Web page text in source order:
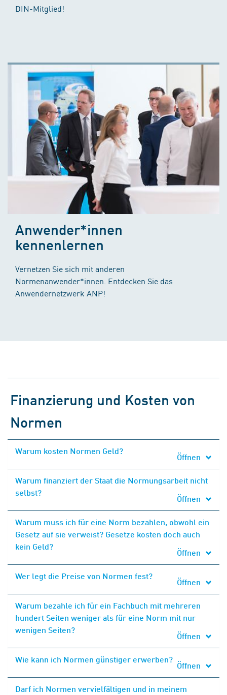
DIN-Mitglied!
Anwender*innen
kennenlernen
Vernetzen Sie sich mit anderen
Normenanwender*innen. Entdecken Sie das
Anwendernetzwerk ANP!
Finanzierung und Kosten von
Normen
Warum kosten Normen Geld?
Öffnen
Warum finanziert der Staat die Normungsarbeit nicht
selbst?
Öffnen
Warum muss ich für eine Norm bezahlen, obwohl ein
Gesetz auf sie verweist? Gesetze kosten doch auch
kein Geld?
Öffnen
Wer legt die Preise von Normen fest?
Öffnen
Warum bezahle ich für ein Fachbuch mit mehreren
hundert Seiten weniger als für eine Norm mit nur
wenigen Seiten?
Öffnen
Wie kann ich Normen günstiger erwerben?
Öffnen
Darf ich Normen vervielfältigen und in meinem